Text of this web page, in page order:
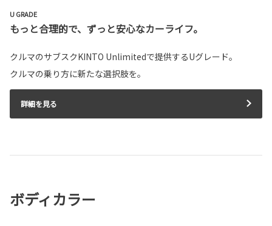
U GRADE
もっと合理的で、ずっと安心なカーライフ。
クルマのサブスクKINTO Unlimitedで提供するUグレード。
クルマの乗り方に新たな選択肢を。
詳細を見る
ボディカラー